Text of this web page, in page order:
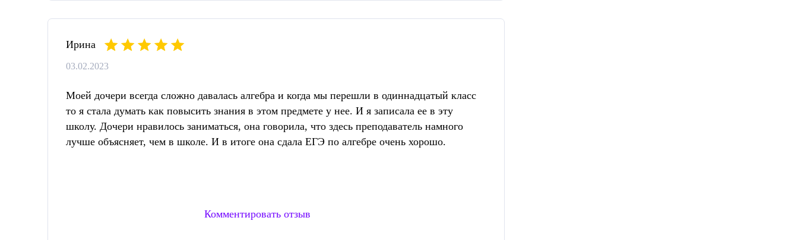
Ирина
03.02.2023
Моей дочери всегда сложно давалась алгебра и когда мы перешли в одиннадцатый класс
то я стала думать как повысить знания в этом предмете у нее. И я записала ее в эту
школу. Дочери нравилось заниматься, она говорила, что здесь преподаватель намного
лучше объясняет, чем в школе. И в итоге она сдала ЕГЭ по алгебре очень хорошо.
Комментировать отзыв